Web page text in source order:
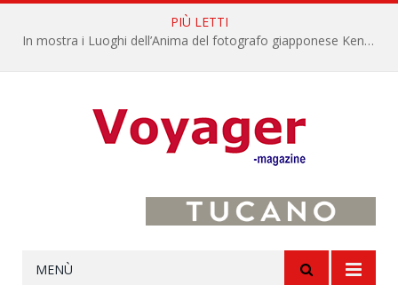
PIÙ LETTI
L’Oltrepò pavese si valorizza attraverso 15 percorsi enoturistici
MENÙ